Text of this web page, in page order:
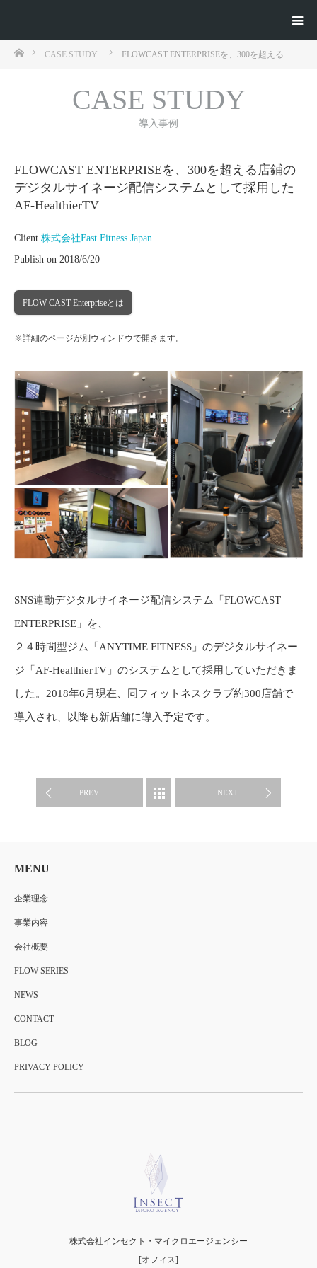
ホームCASE STUDY FLOWCAST ENTERPRISEを、300を超える…
CASE STUDY
導入事例
FLOWCAST ENTERPRISEを、300を超える店鋪の
デジタルサイネージ配信システムとして採用した
AF-HealthierTV
Client 株式会社Fast Fitness Japan
Publish on 2018/6/20
FLOW CAST Enterpriseとは
※詳細のページが別ウィンドウで開きます。
SNS連動デジタルサイネージ配信システム「FLOWCAST
ENTERPRISE」を、
２４時間型ジム「ANYTIME FITNESS」のデジタルサイネー
ジ「AF-HealthierTV」のシステムとして採用していただきま
した。2018年6月現在、同フィットネスクラブ約300店舗で
導入され、以降も新店舗に導入予定です。
PREV
CASE STUDY NEXT
MENU
企業理念
事業内容
会社概要
FLOW SERIES
NEWS
CONTACT
BLOG
PRIVACY POLICY
株式会社インセクト・マイクロエージェンシー
[オフィス]